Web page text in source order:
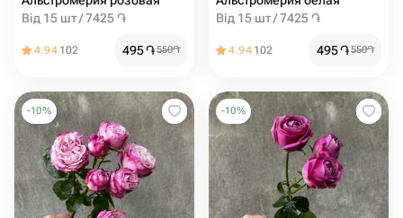
Від 15 шт / 7425 ֏
4.94 102 495֏550֏
Від 15 шт / 7425 ֏
4.94 102 495֏550֏
-10% -10%